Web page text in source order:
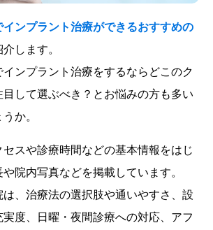
ンプラント治療ができるおすすめの
します。
ンプラント治療をするならどこのク
目して選ぶべき？とお悩みの方も多い
か。
スや診療時間などの基本情報をはじ
院内写真などを掲載しています。
、治療法の選択肢や通いやすさ、設
度、日曜・夜間診療への対応、アフ